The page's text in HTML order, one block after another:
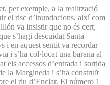
per exemple, a la realització
el risc d’inundacions, així com
va insistir que no és cert,
s’hagi descuidat Santa
i en aquest sentit va recordar
i s’ha col·locat una barana al
els accessos d’entrada i sortida
la Margineda i s’ha construït
el riu d’Enclar. El número 1